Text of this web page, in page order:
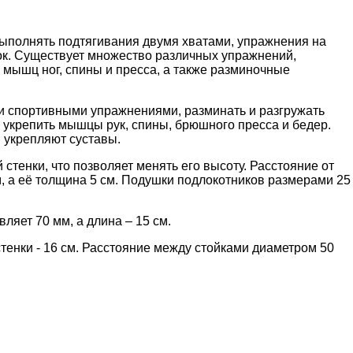
подтягивания двумя хватами, упражнения на
Существует множество различных упражнений,
ног, спины и пресса, а также разминочные
упражнениями, разминать и разгружать
мышцы рук, спины, брюшного пресса и бедер.
суставы.
что позволяет менять его высоту. Расстояние от
а её толщина 5 см. Подушки подлокотников размерами 25
70 мм, а длина – 15 см.
- 16 см. Расстояние между стойками диаметром 50